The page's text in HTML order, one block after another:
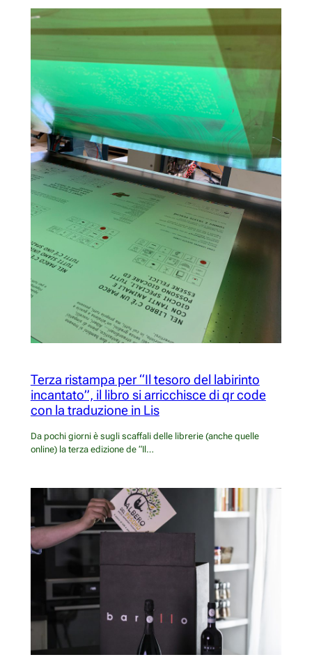
Terza ristampa per “Il tesoro del labirinto
incantato”, il libro si arricchisce di qr code
con la traduzione in Lis
Da pochi giorni è sugli scaffali delle librerie (anche quelle
online) la terza edizione de “Il…